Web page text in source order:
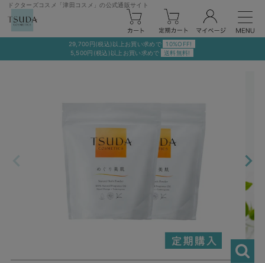
ドクターズコスメ「津田コスメ」の公式通販サイト
29,700円(税込)以上お買い求めで
10%OFF!
5,500円(税込)以上お買い求めで
送料無料!